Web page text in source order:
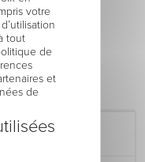
votre
tout
de
et
de